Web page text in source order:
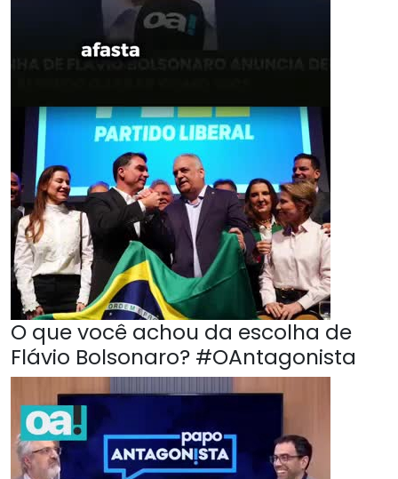
O que você achou da escolha de
Flávio Bolsonaro? #OAntagonista